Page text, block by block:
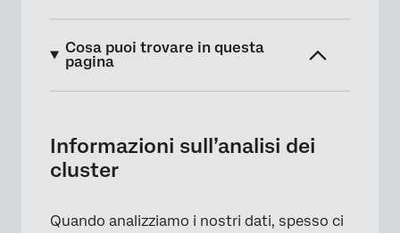
Cosa puoi trovare in questa
pagina
Preparazione di un sondaggio per l’analisi dei
cluster
Risultati dell’analisi dei cluster
Informazioni sull’analisi dei
cluster
Quando analizziamo i nostri dati, spesso ci